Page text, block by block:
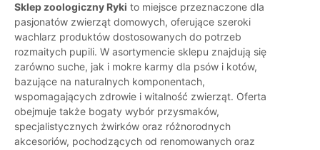
Sklep zoologiczny Ryki to miejsce przeznaczone dla
pasjonatów zwierząt domowych, oferujące szeroki
wachlarz produktów dostosowanych do potrzeb
rozmaitych pupili. W asortymencie sklepu znajdują się
zarówno suche, jak i mokre karmy dla psów i kotów,
bazujące na naturalnych komponentach,
wspomagających zdrowie i witalność zwierząt. Oferta
obejmuje także bogaty wybór przysmaków,
specjalistycznych żwirków oraz różnorodnych
akcesoriów, pochodzących od renomowanych oraz